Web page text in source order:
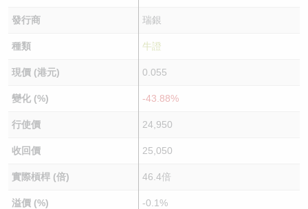
發行商 瑞銀
種類 牛證
現價 (港元) 0.055
變化 (%) -43.88%
行使價 24,950
收回價 25,050
實際槓桿 (倍) 46.4倍
溢價 (%) -0.1%